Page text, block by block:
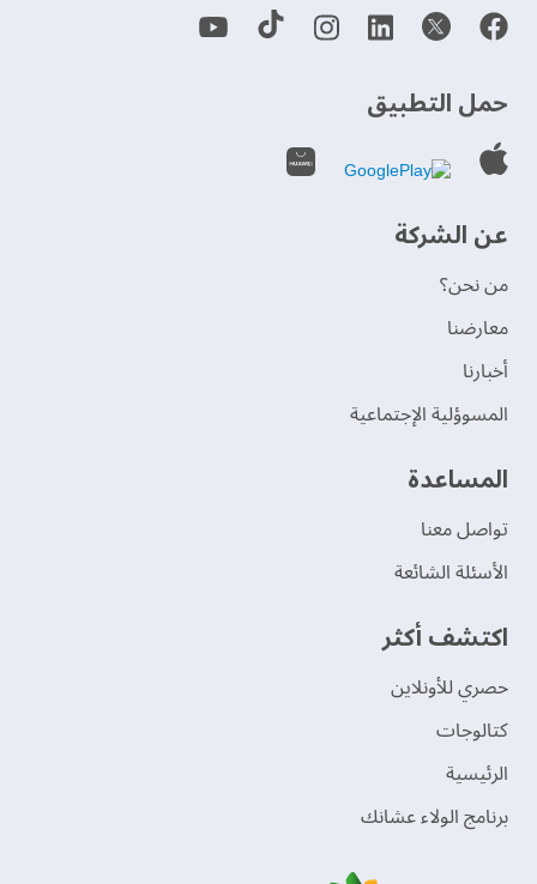
حمل التطبيق
عن الشركة
من نحن؟
‫معارضنا‬
‫أخبارنا‬
المسوؤلية الإجتماعية
‫المساعدة‬
تواصل معنا
الأسئلة الشائعة
اكتشف أكثر
حصري للأونلاين
‫كتالوجات‬
الرئيسية
برنامج الولاء عشانك